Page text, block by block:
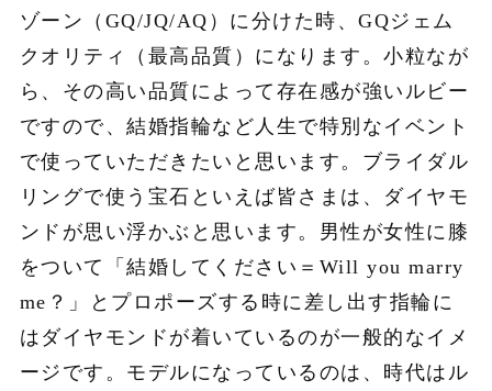
ゾーン（GQ/JQ/AQ）に分けた時、GQジェム
クオリティ（最高品質）になります。小粒なが
ら、その高い品質によって存在感が強いルビー
ですので、結婚指輪など人生で特別なイベント
で使っていただきたいと思います。ブライダル
リングで使う宝石といえば皆さまは、ダイヤモ
ンドが思い浮かぶと思います。男性が女性に膝
をついて「結婚してください＝Will you marry
me？」とプロポーズする時に差し出す指輪に
はダイヤモンドが着いているのが一般的なイメ
ージです。モデルになっているのは、時代はル